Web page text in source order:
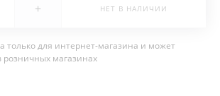
+ НЕТ В НАЛИЧИИ
только для интернет-магазина и может
розничных магазинах